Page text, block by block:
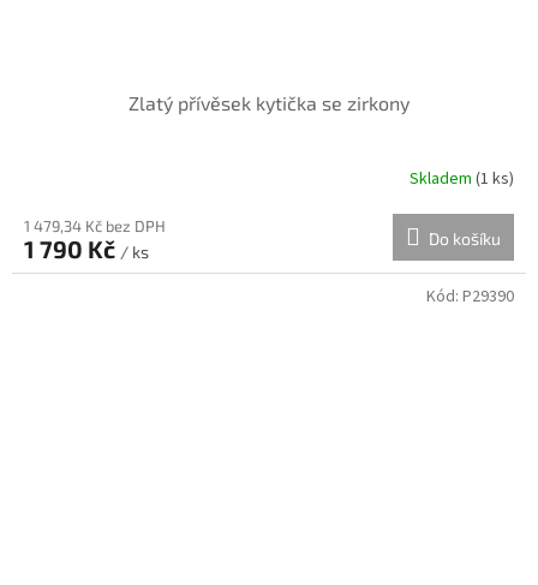
Zlatý přívěsek kytička se zirkony
Skladem (1 ks)
1 479,34 Kč bez DPH
1 790 Kč / ks
Do košíku
Kód: P29390